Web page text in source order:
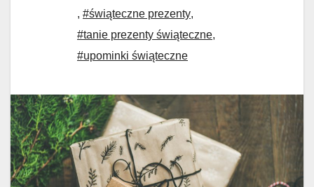
, #świąteczne prezenty,
#tanie prezenty świąteczne,
#upominki świąteczne